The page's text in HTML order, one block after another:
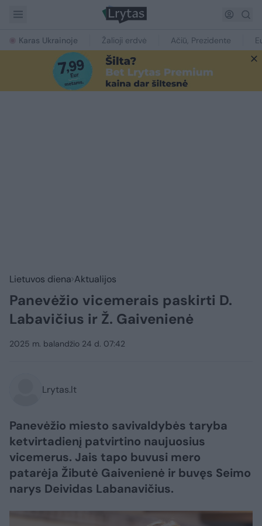
Karas Ukrainoje Žalioji erdvė Ačiū, Prezidente
Lietuvos diena Aktualijos
Panevėžio vicemerais paskirti D.
Labavičius ir Ž. Gaivenienė
2025 m. balandžio 24 d. 07:42
Lrytas.lt
Panevėžio miesto savivaldybės taryba
ketvirtadienį patvirtino naujuosius
vicemerus. Jais tapo buvusi mero
patarėja Žibutė Gaivenienė ir buvęs Seimo
narys Deividas Labanavičius.